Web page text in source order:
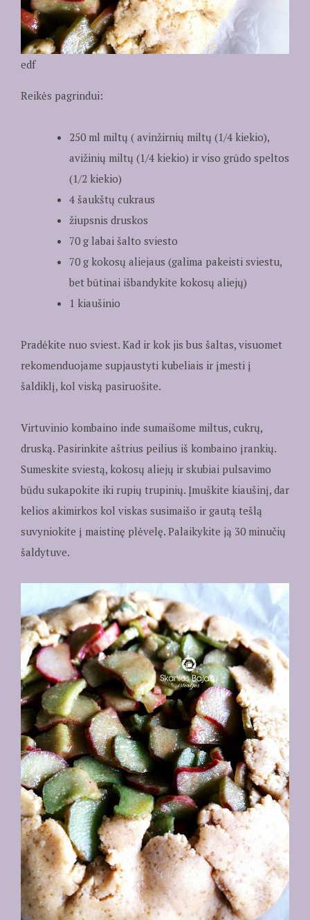
edf
Reikės pagrindui:
250 ml miltų ( avinžirnių miltų (1/4 kiekio),
avižinių miltų (1/4 kiekio) ir viso grūdo speltos
(1/2 kiekio)
4 šaukštų cukraus
žiupsnis druskos
70 g labai šalto sviesto
70 g kokosų aliejaus (galima pakeisti sviestu,
bet būtinai išbandykite kokosų aliejų)
1 kiaušinio
Pradėkite nuo sviest. Kad ir kok jis bus šaltas, visuomet
rekomenduojame supjaustyti kubeliais ir įmesti į
šaldiklį, kol viską pasiruošite.
Virtuvinio kombaino inde sumaišome miltus, cukrų,
druską. Pasirinkite aštrius peilius iš kombaino įrankių.
Sumeskite sviestą, kokosų aliejų ir skubiai pulsavimo
būdu sukapokite iki rupių trupinių. Įmuškite kiaušinį, dar
kelios akimirkos kol viskas susimaišo ir gautą tešlą
suvyniokite į maistinę plėvelę. Palaikykite ją 30 minučių
šaldytuve.